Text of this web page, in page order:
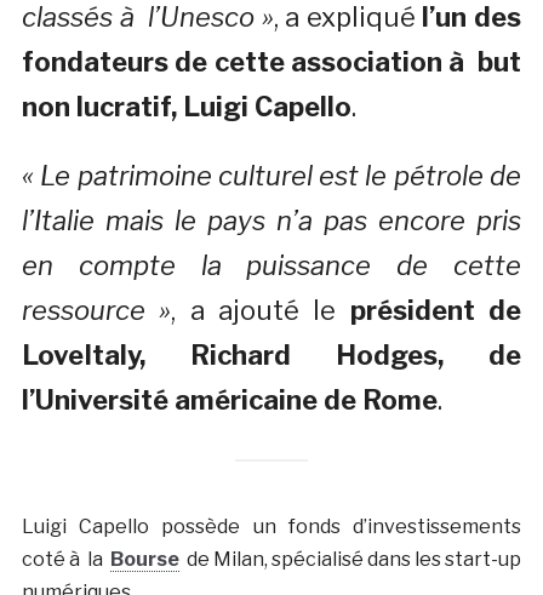
classés à l’Unesco », a expliqué l’un des
fondateurs de cette association à but
non lucratif, Luigi Capello.
« Le patrimoine culturel est le pétrole de
l’Italie mais le pays n’a pas encore pris
en compte la puissance de cette
ressource », a ajouté le président de
LoveItaly, Richard Hodges, de
l’Université américaine de Rome.
Luigi Capello possède un fonds d’investissements
coté à la Boursede Milan, spécialisé dans les start-up